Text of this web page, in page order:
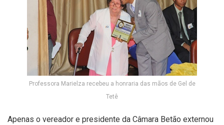
Professora Marielza recebeu a honraria das mãos de Gel de
Tetê
Apenas o vereador e presidente da Câmara Betão externou